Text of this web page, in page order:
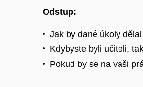
Odstup:
Jak by dané úkoly
Kdybyste byli učiteli,
Pokud by se na vaši